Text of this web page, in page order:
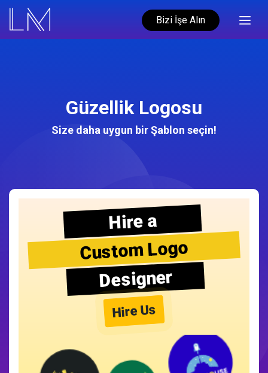
Bizi İşe Alın
Güzellik Logosu
Size daha uygun bir Şablon seçin!
Hire a
Custom Logo
Designer
Hire Us